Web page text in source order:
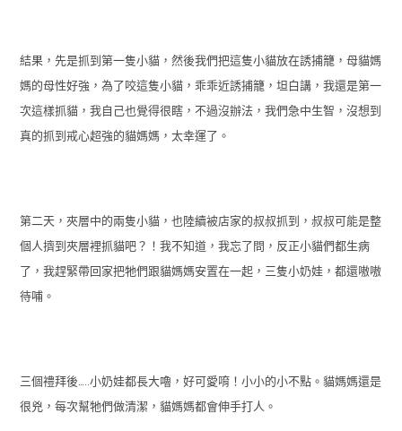
結果，先是抓到第一隻小貓，然後我們把這隻小貓放在誘捕籠，母貓媽
媽的母性好強，為了咬這隻小貓，乖乖近誘捕籠，坦白講，我還是第一
次這樣抓貓，我自己也覺得很瞎，不過沒辦法，我們急中生智，沒想到
真的抓到戒心超強的貓媽媽，太幸運了。
第二天，夾層中的兩隻小貓，也陸續被店家的叔叔抓到，叔叔可能是整
個人擠到夾層裡抓貓吧？！我不知道，我忘了問，反正小貓們都生病
了，我趕緊帶回家把牠們跟貓媽媽安置在一起，三隻小奶娃，都還嗷嗷
待哺。
三個禮拜後…..小奶娃都長大嚕，好可愛唷！小小的小不點。貓媽媽還是
很兇，每次幫牠們做清潔，貓媽媽都會伸手打人。